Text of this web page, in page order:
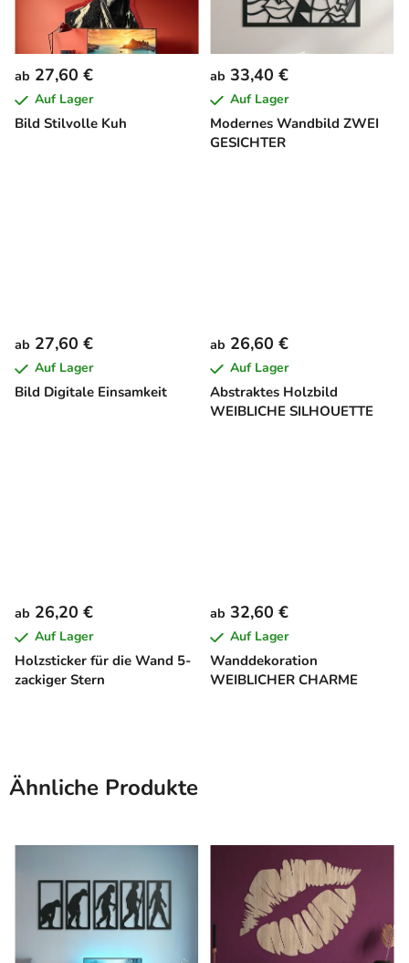
Bild Stilvolle Kuh
ab 27,60 €
Auf Lager
Modernes Wandbild ZWEI
GESICHTER
ab 33,40 €
Auf Lager
Bild Digitale Einsamkeit
ab 27,60 €
Auf Lager
Abstraktes Holzbild
WEIBLICHE SILHOUETTE
ab 26,60 €
Auf Lager
Holzsticker für die Wand 5-
zackiger Stern
ab 26,20 €
Auf Lager
Wanddekoration
WEIBLICHER CHARME
ab 32,60 €
Auf Lager
Ähnliche Produkte